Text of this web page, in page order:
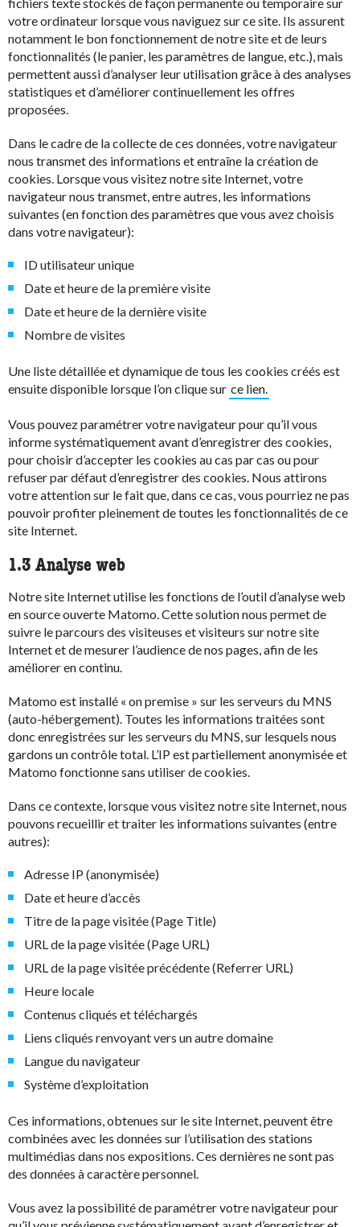
votre ordinateur lorsque vous naviguez sur ce site. Ils assurent
notamment le bon fonctionnement de notre site et de leurs
fonctionnalités (le panier, les paramètres de langue, etc.), mais
permettent aussi d’analyser leur utilisation grâce à des analyses
statistiques et d’améliorer continuellement les offres
proposées.
Dans le cadre de la collecte de ces données, votre navigateur
nous transmet des informations et entraîne la création de
cookies. Lorsque vous visitez notre site Internet, votre
navigateur nous transmet, entre autres, les informations
suivantes (en fonction des paramètres que vous avez choisis
dans votre navigateur):
ID utilisateur unique
Date et heure de la première visite
Date et heure de la dernière visite
Nombre de visites
Une liste détaillée et dynamique de tous les cookies créés est
ensuite disponible lorsque l’on clique sur ce lien.
Vous pouvez paramétrer votre navigateur pour qu’il vous
informe systématiquement avant d’enregistrer des cookies,
pour choisir d’accepter les cookies au cas par cas ou pour
refuser par défaut d’enregistrer des cookies. Nous attirons
votre attention sur le fait que, dans ce cas, vous pourriez ne pas
pouvoir profiter pleinement de toutes les fonctionnalités de ce
site Internet.
1.3 Analyse web
Notre site Internet utilise les fonctions de l’outil d’analyse web
en source ouverte Matomo. Cette solution nous permet de
suivre le parcours des visiteuses et visiteurs sur notre site
Internet et de mesurer l’audience de nos pages, afin de les
améliorer en continu.
Matomo est installé « on premise » sur les serveurs du MNS
(auto-hébergement). Toutes les informations traitées sont
donc enregistrées sur les serveurs du MNS, sur lesquels nous
gardons un contrôle total. L’IP est partiellement anonymisée et
Matomo fonctionne sans utiliser de cookies.
Dans ce contexte, lorsque vous visitez notre site Internet, nous
pouvons recueillir et traiter les informations suivantes (entre
autres):
Adresse IP (anonymisée)
Date et heure d’accès
Titre de la page visitée (Page Title)
URL de la page visitée (Page URL)
URL de la page visitée précédente (Referrer URL)
Heure locale
Contenus cliqués et téléchargés
Liens cliqués renvoyant vers un autre domaine
Langue du navigateur
Système d’exploitation
Ces informations, obtenues sur le site Internet, peuvent être
combinées avec les données sur l’utilisation des stations
multimédias dans nos expositions. Ces dernières ne sont pas
des données à caractère personnel.
Vous avez la possibilité de paramétrer votre navigateur pour